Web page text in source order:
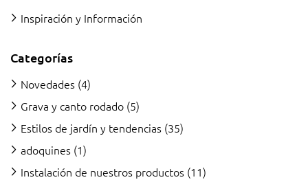
Inspiración y Información
Categorías
Novedades (4)
Grava y canto rodado (5)
Estilos de jardín y tendencias (35)
adoquines (1)
Instalación de nuestros productos (11)